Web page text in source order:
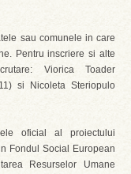
sau comunele in care
Pentru inscriere si alte
Viorica Toader
si Nicoleta Steriopulo
oficial al proiectului
Fondul Social European
Resurselor Umane